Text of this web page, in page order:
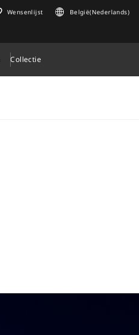
Wensenlijst België(Nederlands)
Collectie